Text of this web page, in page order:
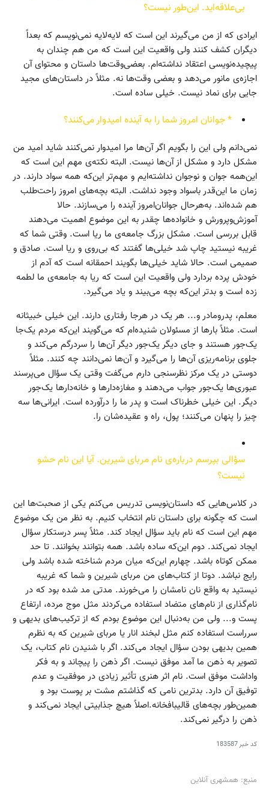
بی‌علاقه‌اید. این‌طور نیست؟
ایرادی که از من می‌گیرند این است که لایه‌لایه نمی‌نویسم که بعداً
دیگران کشف کنند ولی واقعیت این است که من هم چندان به
پیچیده‌نویسی اعتقاد نداشته‌ام. بعضی‌وقت‌ها داستان و محتوای آن
اجازه‌ی مانور می‌دهد و بعضی وقت‌ها نه. مثلاً در داستان‌های مجید
جایی برای نماد نیست. خیلی ساده است.
* جوانان امروز شما را به آینده امیدوار می‌کنند؟
نمی‌دانم ولی این را بگویم اگر آن‌ها مرا امیدوار نمی‌کنند شاید امید من
مشکل دارد و مشکل از آن‌ها نیست. البته نکته‌ی مهم این است که
این‌همه جوان و نوجوان نداشته‌ایم و مهم‌تر این‌که همه سواد دارند. در
زمان ما این‌قدر باسواد وجود نداشت. البته بچه‌های امروز راحت‌طلب
هم شده‌اند. به‌‌هرحال جوانان‌امروز آینده را می‌سازند. حالا
آموزش‌وپرورش و خانواده‌ها چقدر به این موضوع اهمیت می‌دهند
قابل بررسی است. مشکل بزرگ جامعه‌ی ما ریا است. وقتی شما که
غریبه نیستید چاپ شد خیلی‌ها گفتند که بی‌روی و ریا است. صادق و
صمیمی است. حالا شاید خیلی‌ها بگویند احمقانه است که آدم از
خودش پرده بردارد ولی واقعیت این است که ریا به جامعه‌ی ما لطمه
زده است و بدتر این‌که بچه می‌بیند و یاد می‌گیرد.
معلم، پدرومادر و... هر یک در هرجا رفتاری دارند. این خیلی خبیثانه
است. مثلاً بارها از مسئولان شنیده‌ام که می‌گویند این‌که مردم یک‌جا
یک‌جور هستند و جای دیگر یک‌جور دیگر آن‌ها را سردرگم می‌کند و
جلوی برنامه‌ریزی آن‌ها را می‌گیرد و آن‌ها نمی‌دانند چه کنند. مثلاً
دوستی در یک مرکز نظرسنجی دارم می‌گفت وقتی یک سؤال می‌پرسند
عبوری‌ها یک‌جور جواب می‌دهند و مغازه‌دارها و خانه‌دارها یک‌جور
دیگر. این خیلی خطرناک است و پدر ما را درآورده است. ایرانی‌ها سه
چیز را پنهان می‌کنند؛ پول، راه و عقیده‌شان را.
سؤالی بپرسم درباره‌ی نام مربای شیرین. آیا این نام حشو
نیست؟
در کلاس‌هایی که داستان‌نویسی تدریس می‌کنم یکی از صحبت‌ها این
است که چگونه برای داستان نام انتخاب کنیم. به نظر من یک موضوع
مهم این است که نام باید سؤال ایجاد کند. مثلاً پسر درستکار سؤال
ایجاد نمی‌کند. دوم این‌که ساده باشد. همه بتوانند بخوانند. تا حد
ممکن کوتاه باشد. چهارم این‌که میان مردم شناخته شده باشد ولی
رایج نباشد. دوتا از کتاب‌های من مربای شیرین و شما که غریبه
نیستید به واقع نان نامشان را می‌خورند. مدتی مد شده بود که در
نام‌گذاری از نام‌های متضاد استفاده می‌کردند مثل موج مرده، ارتفاع
پست و... ولی من به‌دنبال این موضوع بودم که از ترکیب‌های بدیهی و
سرراست استفاده کنم مثل لبخند انار یا مربای شیرین که به نظرم
همین بدیهی بودن سؤال ایجاد می‌کند. اگر با شنیدن نام کتاب، یک
تصویر به ذهن ما آمد موفق نیست. اگر ذهن را پیچاند و به فکر
واداشت موفق است. نام اثر هنری تأثیر زیادی در موفقیت و عدم
توفیق آن دارد. بدترین نامی که گذاشتم مشت بر پوست بود و
همین‌طور بچه‌های قالیبافخانه.اصلاً هیچ جذابیتی ایجاد نمی‌کند و
ذهن را درگیر نمی‌کند.
کد خبر183587
منبع: همشهری آنلاین